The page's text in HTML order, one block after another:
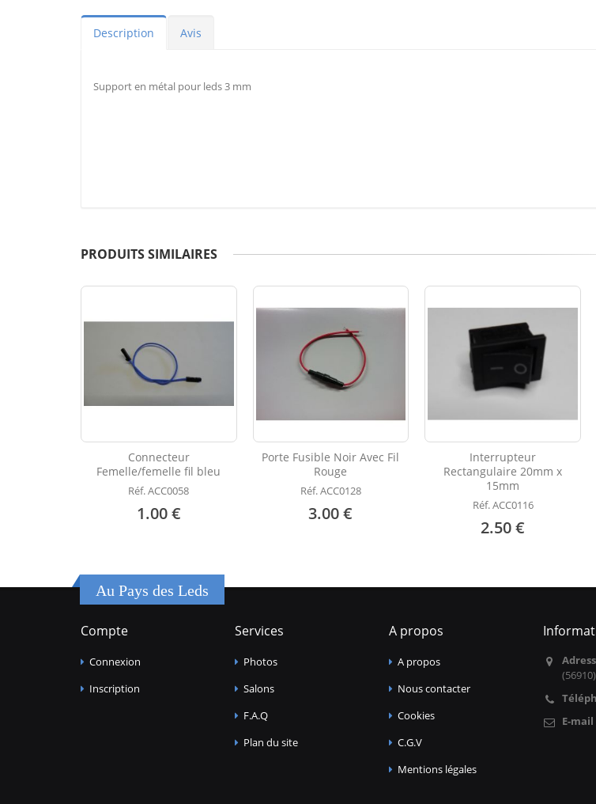
Description Avis
Support en métal pour leds 3 mm
PRODUITS SIMILAIRES
Connecteur
Femelle/femelle fil bleu
Réf. ACC0058
1.00 €
Porte Fusible Noir Avec Fil
Rouge
Réf. ACC0128
3.00 €
Interrupteur
Rectangulaire 20mm x
15mm
Réf. ACC0116
2.50 €
Au Pays des Leds
Compte
Connexion
Inscription
Services
Photos
Salons
F.A.Q
Plan du site
A propos
A propos
Nous contacter
Cookies
C.G.V
Mentions légales
(56910)
E-mail